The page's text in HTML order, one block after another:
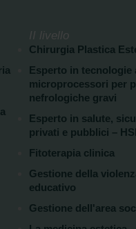
II livello
Chirurgia Plastica
Esperto in tecnologie
microprocessori per
nefrologiche gravi
Esperto in salute,
privati e pubblici –
Fitoterapia clinica
Gestione della
educativo
Gestione dell'area